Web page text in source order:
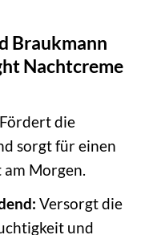
Braukmann
Nachtcreme
Fördert die
sorgt für einen
am Morgen.
Versorgt die
und